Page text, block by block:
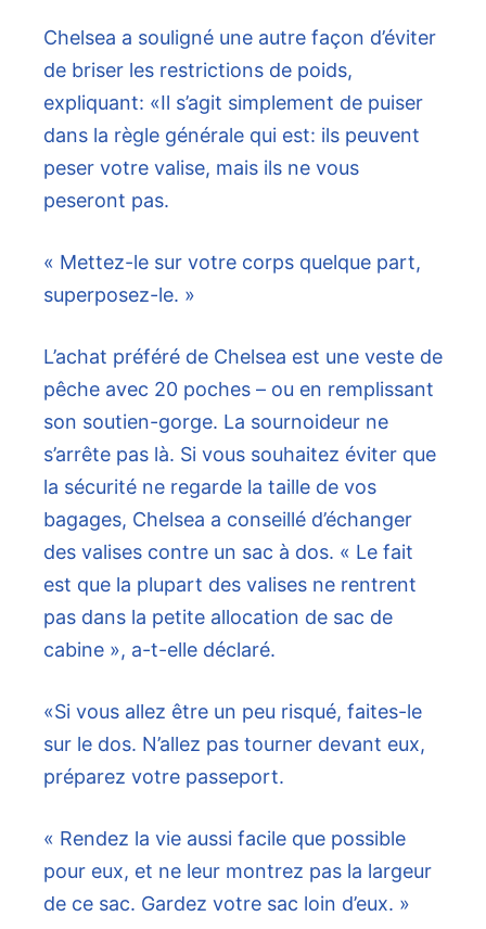
Chelsea a souligné une autre façon d’éviter
de briser les restrictions de poids,
expliquant: «Il s’agit simplement de puiser
dans la règle générale qui est: ils peuvent
peser votre valise, mais ils ne vous
peseront pas.
« Mettez-le sur votre corps quelque part,
superposez-le. »
L’achat préféré de Chelsea est une veste de
pêche avec 20 poches – ou en remplissant
son soutien-gorge. La sournoideur ne
s’arrête pas là. Si vous souhaitez éviter que
la sécurité ne regarde la taille de vos
bagages, Chelsea a conseillé d’échanger
des valises contre un sac à dos. « Le fait
est que la plupart des valises ne rentrent
pas dans la petite allocation de sac de
cabine », a-t-elle déclaré.
«Si vous allez être un peu risqué, faites-le
sur le dos. N’allez pas tourner devant eux,
préparez votre passeport.
« Rendez la vie aussi facile que possible
pour eux, et ne leur montrez pas la largeur
de ce sac. Gardez votre sac loin d’eux. »